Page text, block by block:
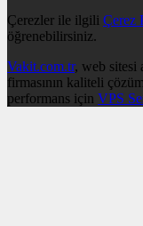
Çerezler ile ilgili Çerez
öğrenebilirsiniz.
Vakit.com.tr, web sitesi
firmasının kaliteli
performans için VPS